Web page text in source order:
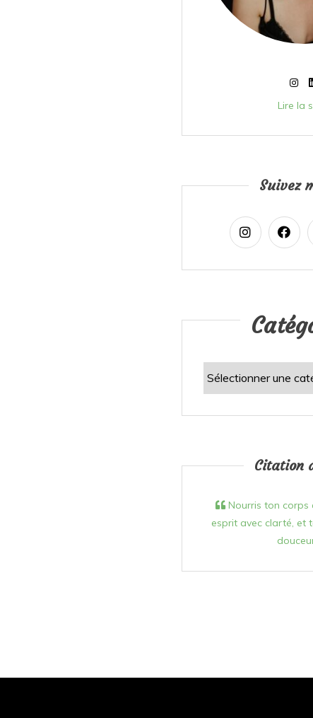
Lire la
Suivez
Citation
Nourris ton corps
esprit avec clarté, et